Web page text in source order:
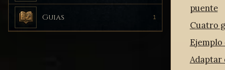
Guias 1
puente
Cuatro
Adaptar